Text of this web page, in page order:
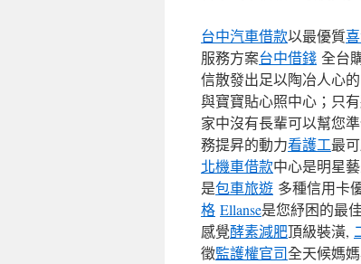
台中汽車借款以最優質
服務方案台中借錢 全台
信散發出足以陶冶人心
與寶寶貼心照中心；只
家中沒有長輩可以幫您
務提昇的動力看護工最
北機車借款中心是明星
是包車旅遊 多種信用卡
格 Ellanse是您紓困的最佳
感覺酵素減肥頂級裝潢,
徵監護權官司全天候媽